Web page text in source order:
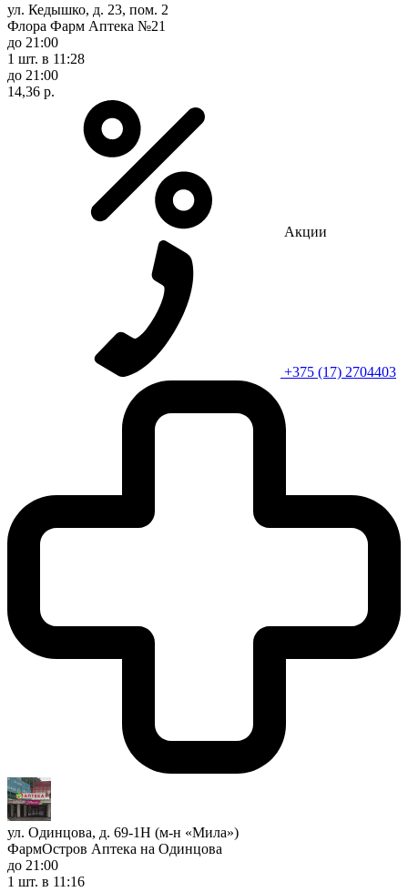
ул. Кедышко, д. 23, пом. 2
Флора Фарм Аптека №21
до 21:00
1 шт. в 11:28
до 21:00
14,36 р.
Акции
+375 (17) 2704403
ул. Одинцова, д. 69-1Н (м-н «Мила»)
ФармОстров Аптека на Одинцова
до 21:00
1 шт. в 11:16